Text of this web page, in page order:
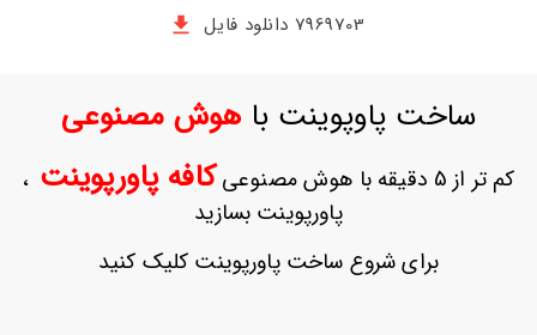
حساب
ثبت
بازیابی
7969703 دانلود فایل
ساخت پاوپوینت باهوش مصنوعی
کم تر از 5 دقیقه با هوش مصنوعی کافه پاورپوینت ،
پاورپوینت بسازید
برای شروع ساخت پاورپوینت کلیک کنید